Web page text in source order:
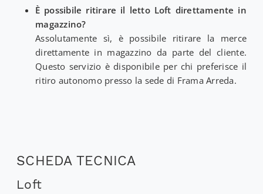
È possibile ritirare il letto Loft direttamente in
magazzino?
Assolutamente sì, è possibile ritirare la merce
direttamente in magazzino da parte del cliente.
Questo servizio è disponibile per chi preferisce il
ritiro autonomo presso la sede di Frama Arreda.
SCHEDA TECNICA
Loft